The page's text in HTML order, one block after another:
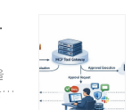
설계